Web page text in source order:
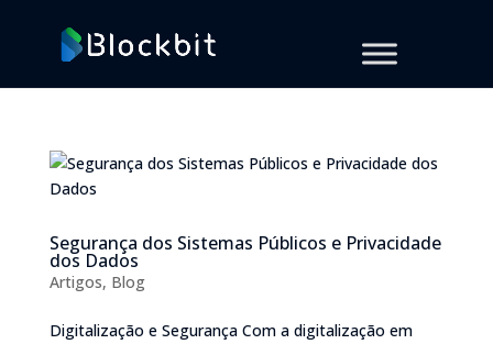
Segurança dos Sistemas Públicos e Privacidade
dos Dados
Artigos, Blog
Digitalização e Segurança Com a digitalização em